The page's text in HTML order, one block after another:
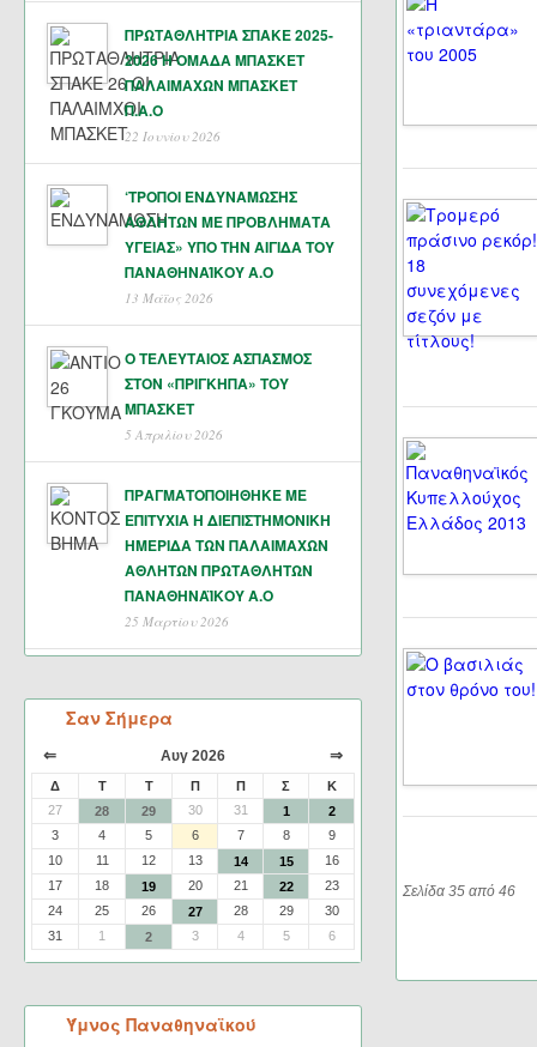
ΠΡΩΤΑΘΛΗΤΡΙΑ ΣΠΑΚΕ 2025-
2026 Η ΟΜΑΔΑ ΜΠΑΣΚΕΤ
ΠΑΛΑΙΜΑΧΩΝ ΜΠΑΣΚΕΤ
Π.Α.Ο
22 Ιουνίου 2026
‘ΤΡΟΠΟΙ ΕΝΔΥΝΑΜΩΣΗΣ
ΑΘΛΗΤΩΝ ΜΕ ΠΡΟΒΛΗΜΑΤΑ
ΥΓΕΙΑΣ» ΥΠΟ ΤΗΝ ΑΙΓΙΔΑ ΤΟΥ
ΠΑΝΑΘΗΝΑΊΚΟΥ Α.Ο
13 Μάϊος 2026
Ο ΤΕΛΕΥΤΑΙΟΣ ΑΣΠΑΣΜΟΣ
ΣΤΟΝ «ΠΡΙΓΚΗΠΑ» ΤΟΥ
ΜΠΑΣΚΕΤ
5 Απριλίου 2026
ΠΡΑΓΜΑΤΟΠΟΙΗΘΗΚΕ ΜΕ
ΕΠΙΤΥΧΙΑ Η ΔΙΕΠΙΣΤΗΜΟΝΙΚΗ
ΗΜΕΡΙΔΑ ΤΩΝ ΠΑΛΑΙΜΑΧΩΝ
ΑΘΛΗΤΩΝ ΠΡΩΤΑΘΛΗΤΩΝ
ΠΑΝΑΘΗΝΑΪΚΟΥ Α.Ο
25 Μαρτίου 2026
Σαν Σήμερα
⇐ Αυγ 2026 ⇒
Δ Τ Τ Π Π Σ
Κ
27
28 29 30 31 1
2
3
4 5 6 7 8
9
10
11 12 13 14 15
16
17
18 19 20 21 22
23
24
25 26 27 28 29
30
31
1 2 3 4 5 6
Ύμνος Παναθηναϊκού
Σελίδα 35 από 46